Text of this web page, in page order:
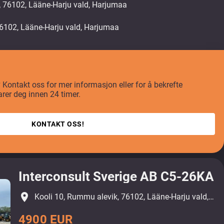
Lääne-Harju vald, Harjumaa
Kontakt oss for mer informasjon eller for å bekrefte
deg innen 24 timer.
KONTAKT OSS!
Interconsult Sverige AB C5-26KA
4900 EUR
place Kooli 10, Rummu alevik, 76102, Lääne-Harju vald, Harjumaa